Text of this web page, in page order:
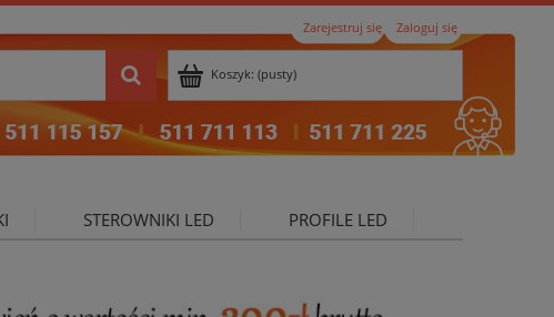
Zarejestruj się Zaloguj się
Koszyk: (pusty)
STEROWNIKI LED PROFILE LED